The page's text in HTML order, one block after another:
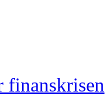
finanskrisen